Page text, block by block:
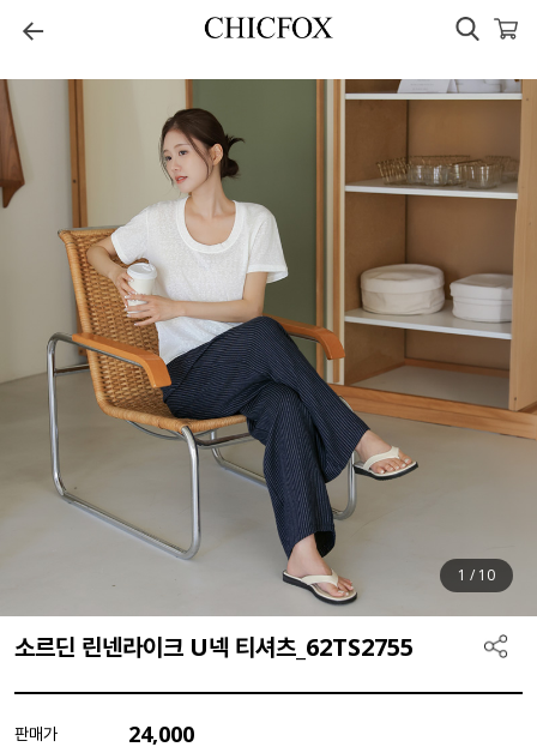
1 / 10
소르딘 린넨라이크 U넥 티셔츠_62TS2755
판매가 24,000